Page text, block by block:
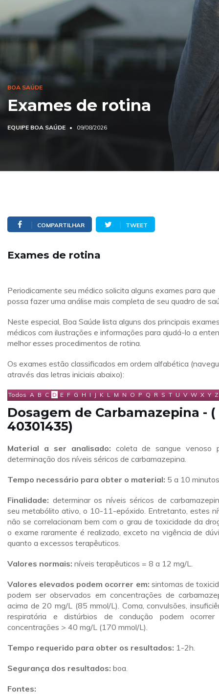
BOA SAÚDE
Exames de rotina
EQUIPE BOA SAÚDE 09/08/2026
COMPARTILHAR TWEET
Exames de rotina
Periodicamente seu médico solicita alguns exames para que
possa fazer uma análise mais completa de seu quadro de
Neste especial, Boa Saúde lista alguns dos principais
médicos com ilustrações e informações para ajudá-lo a
melhor esses procedimentos de rotina.
Os exames estão classificados em ordem alfabética
através das letras iniciais abaixo):
Todos A B C D E F G H I J K L M N O P Q R S T U V W X Y Z
Dosagem de Carbamazepina - (
40301435)
Material a ser analisado: coleta de sangue venoso
determinação dos níveis séricos de carbamazepina.
Tempo necessário para obter o material: 5 a 10
Finalidade: determinar os níveis séricos de
seu metabólito ativo, o 10-11-epóxido. Entretanto, estes
não se correlacionam bem com o grau de toxicidade da
o exame raramente é realizado, exceto na vigência de
quanto a excessos terapêuticos.
Valores normais: níveis terapêuticos = 8 a 12 mg/L.
Valores elevados podem ocorrer em: sintomas de
podem ser observados em concentrações de
acima de 20 mg/L (85 mmol/L). Coma, convulsões,
respiratória e distúrbios de condução podem ocorrer
concentrações > 40 mg/L (170 mmol/L).
Tempo requerido para obter os resultados: 1-2h.
Segurança dos resultados: boa.
Fontes: